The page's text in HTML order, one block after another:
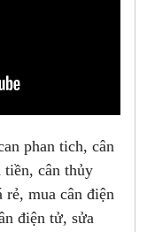
phan tich, cân
tiền, cân thủy
rẻ, mua cân điện
điện tử, sửa